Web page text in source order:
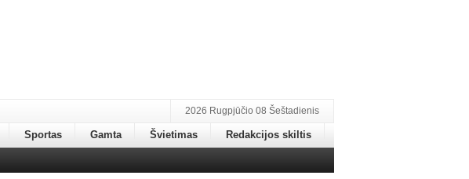
2026 Rugpjūčio 08 Šeštadienis
Sportas Gamta Švietimas Redakcijos skiltis